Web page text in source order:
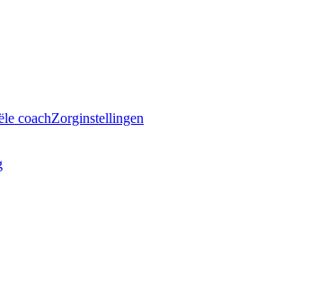
coachZorginstellingen